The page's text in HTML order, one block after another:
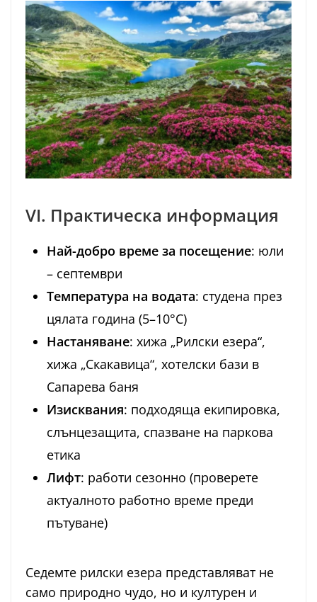
VI. Практическа информация
Най-добро време за посещение: юли
– септември
Температура на водата: студена през
цялата година (5–10°C)
Настаняване: хижа „Рилски езера“,
хижа „Скакавица“, хотелски бази в
Сапарева баня
Изисквания: подходяща екипировка,
слънцезащита, спазване на паркова
етика
Лифт: работи сезонно (проверете
актуалното работно време преди
пътуване)
Седемте рилски езера представляват не
само природно чудо, но и културен и